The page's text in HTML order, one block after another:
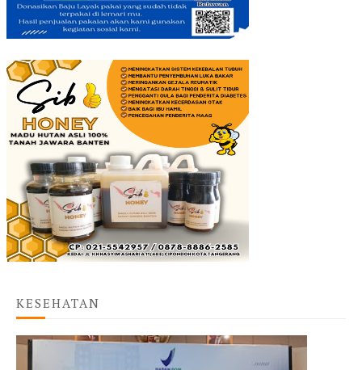
KESEHATAN